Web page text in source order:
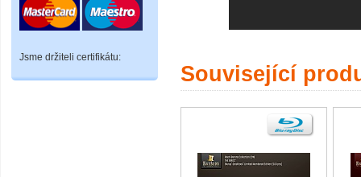
Jsme držiteli certifikátu:
Související